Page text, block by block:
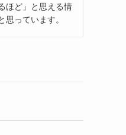
ほど」と思える情
思っています。